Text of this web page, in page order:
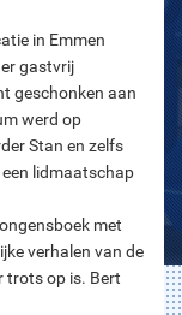
in Emmen
gastvrij
geschonken aan
werd op
Stan en zelfs
lidmaatschap
met
verhalen van de
trots op is. Bert